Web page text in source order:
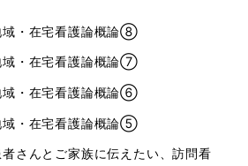
・在宅看護論概論⑧
・在宅看護論概論⑦
・在宅看護論概論⑥
・在宅看護論概論⑤
者さんとご家族に伝えたい、訪問看